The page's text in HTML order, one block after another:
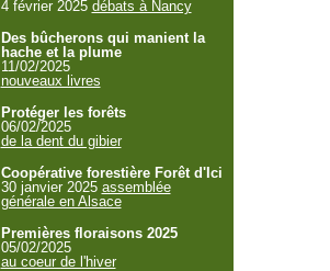
4 février 2025 débats à Nancy
Des bûcherons qui manient la
hache et la plume
11/02/2025
nouveaux livres
Protéger les forêts
06/02/2025
de la dent du gibier
Coopérative forestière Forêt d'Ici
30 janvier 2025 assemblée
générale en Alsace
Premières floraisons 2025
05/02/2025
au coeur de l'hiver